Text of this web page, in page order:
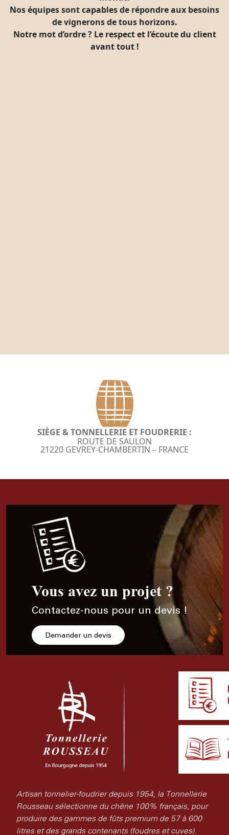
Nos équipes sont capables de répondre aux besoins
de vignerons de tous horizons.
Notre mot d’ordre ? Le respect et l’écoute du client
avant tout !
SIÈGE & TONNELLERIE ET FOUDRERIE :
ROUTE DE SAULON
21220 GEVREY-CHAMBERTIN – FRANCE
Vous avez un projet ?
Contactez-nous pour un devis !
Demander un devis
Artisan tonnelier-foudrier depuis 1954, la Tonnellerie
Rousseau sélectionne du chêne 100% français, pour
produire des gammes de fûts premium de 57 à 600
litres et des grands contenants (foudres et cuves).